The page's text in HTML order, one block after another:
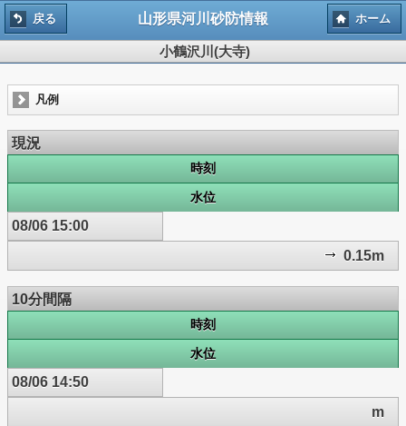
戻る 山形県河川砂防情報 ホーム
小鶴沢川(大寺)
凡例
現況
時刻
水位
08/06 15:00
0.15m
10分間隔
時刻
水位
08/06 14:50
m